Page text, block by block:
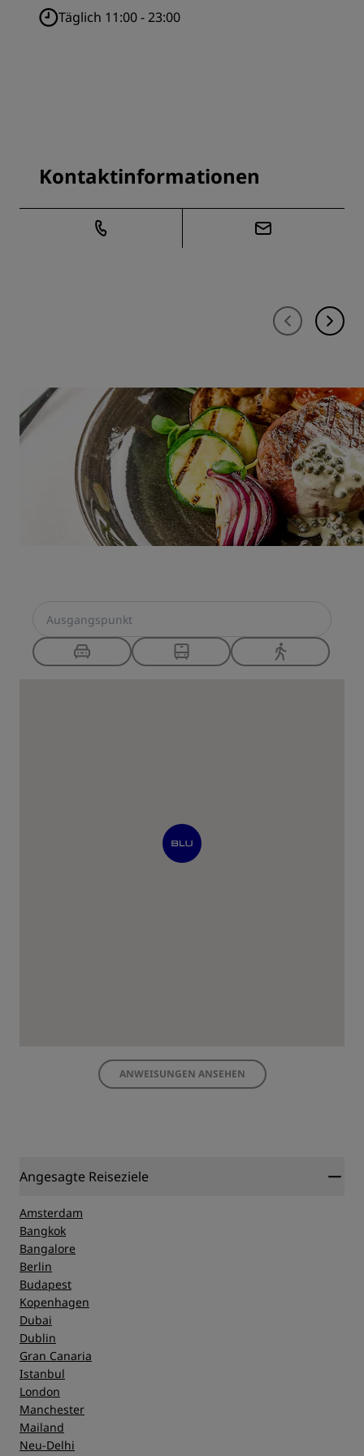
Täglich 11:00 - 23:00
Kontaktinformationen
ANWEISUNGEN ANSEHEN
Angesagte Reiseziele
Amsterdam
Bangkok
Bangalore
Berlin
Budapest
Kopenhagen
Dubai
Dublin
Gran Canaria
Istanbul
London
Manchester
Mailand
Neu-Delhi